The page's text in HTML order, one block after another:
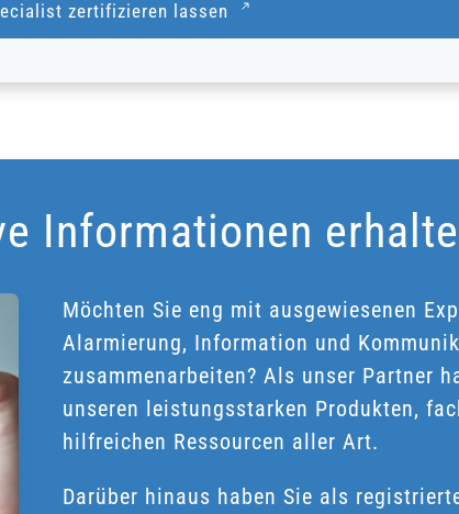
zertifizieren lassen
Informationen
Möchten Sie eng mit ausgewiesenen
Alarmierung, Information und
zusammenarbeiten? Als unser Partner
unseren leistungsstarken Produkten,
hilfreichen Ressourcen aller Art.
Darüber hinaus haben Sie als